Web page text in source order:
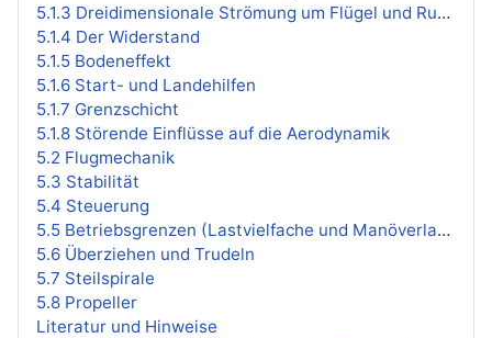
5.1.3 Dreidimensionale Strömung um Flügel und Rumpf
5.1.4 Der Widerstand
5.1.5 Bodeneffekt
5.1.6 Start- und Landehilfen
5.1.7 Grenzschicht
5.1.8 Störende Einflüsse auf die Aerodynamik
5.2 Flugmechanik
5.3 Stabilität
5.4 Steuerung
5.5 Betriebsgrenzen (Lastvielfache und Manöverlasten)
5.6 Überziehen und Trudeln
5.7 Steilspirale
5.8 Propeller
Literatur und Hinweise